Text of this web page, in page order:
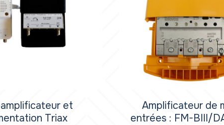
et
Triax
Amplificateur de
entrées : FM-BIII/